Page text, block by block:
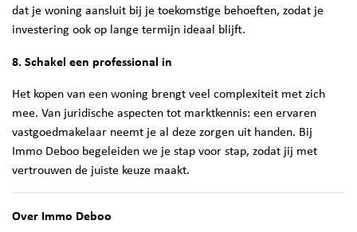
dat je woning aansluit bij je toekomstige behoeften, zodat je
investering ook op lange termijn ideaal blijft.
8. Schakel een professional in
Het kopen van een woning brengt veel complexiteit met zich
mee. Van juridische aspecten tot marktkennis: een ervaren
vastgoedmakelaar neemt je al deze zorgen uit handen. Bij
Immo Deboo begeleiden we je stap voor stap, zodat jij met
vertrouwen de juiste keuze maakt.
Over Immo Deboo